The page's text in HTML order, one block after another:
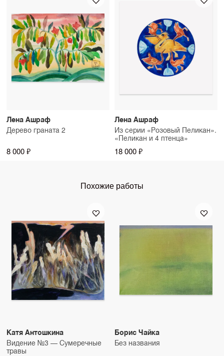
Лена Ашраф
Дерево граната 2
8 000 ₽
Лена Ашраф
Из серии «Розовый Пеликан».
«Пеликан и 4 птенца»
18 000 ₽
Похожие работы
Катя Антошкина
Видение №3 — Сумеречные
травы
Борис Чайка
Без названия